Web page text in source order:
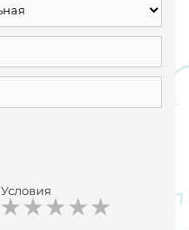
Условия